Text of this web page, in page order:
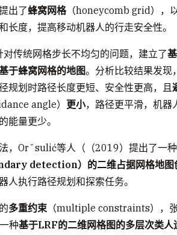
出了蜂窝网格（honeycomb grid），
长度，提高移动机器人的行走安全性。
传统网格步长不均匀的问题，建立了
于蜂窝网格的地图。分析比较结果发现
规划时路径长度更短、安全性更高，且
angle） 更小，路径更平滑，机器
能量更少。
，Orˇsulić等人（（2019）提出了一种
detection）的二维占据网格地图
人执行路径规划和探索任务。
多重约束（multiple constraints），
种基于LRF的二维网格图的多层次类人